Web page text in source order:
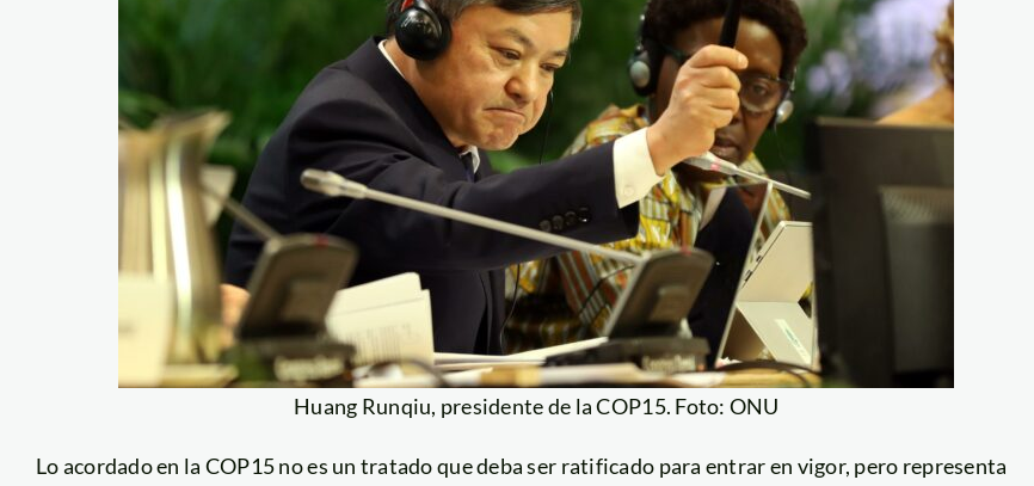
Huang Runqiu, presidente de la COP15. Foto: ONU
Lo acordado en la COP15 no es un tratado que deba ser ratificado para entrar en vigor, pero representa